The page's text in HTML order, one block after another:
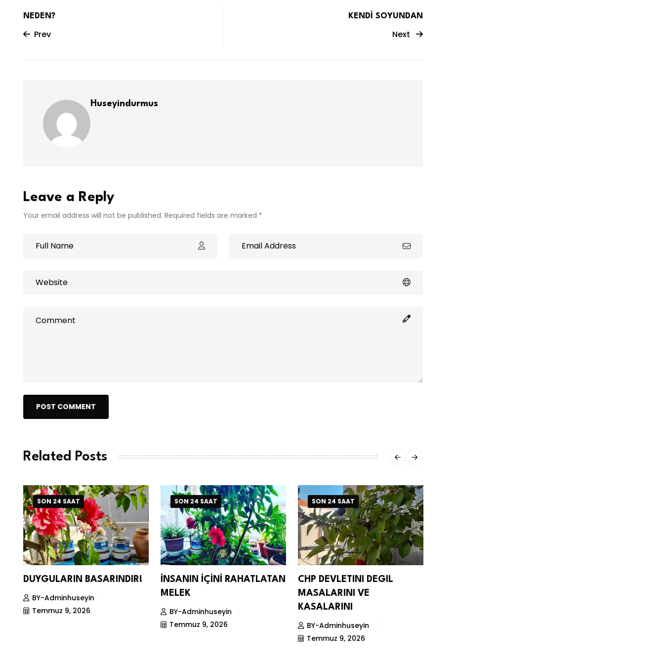
NEDEN?
Prev
KENDİ SOYUNDAN
Next
Huseyindurmus
Leave a Reply
Your email address will not be published. Required fields are marked *
POST COMMENT
Related Posts
SON 24 SAAT
DUYGULARIN BASARINDIR!
BY-Adminhuseyin
Temmuz 9, 2026
SON 24 SAAT
İNSANIN İÇİNİ RAHATLATAN
MELEK
BY-Adminhuseyin
Temmuz 9, 2026
SON 24 SAAT
CHP DEVLETINI DEGIL
MASALARINI VE
KASALARINI
BY-Adminhuseyin
Temmuz 9, 2026